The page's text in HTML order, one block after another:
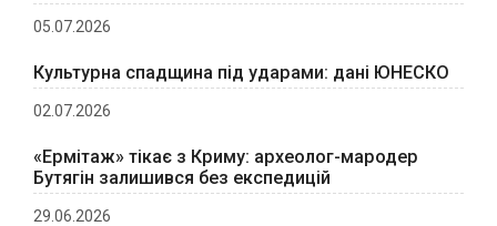
05.07.2026
Культурна спадщина під ударами: дані ЮНЕСКО
02.07.2026
«Ермітаж» тікає з Криму: археолог-мародер
Бутягін залишився без експедицій
29.06.2026